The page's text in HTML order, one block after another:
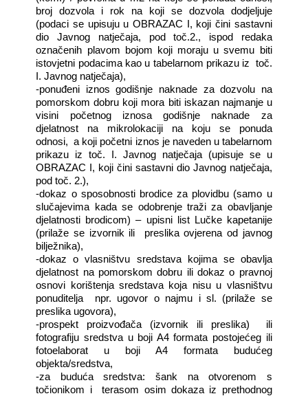
broj dozvola i rok na koji se dozvola dodjeljuje
(podaci se upisuju u OBRAZAC I, koji čini sastavni
dio Javnog natječaja, pod toč.2., ispod redaka
označenih plavom bojom koji moraju u svemu biti
istovjetni podacima kao u tabelarnom prikazu iz
toč.
I. Javnog natječaja),
-ponuđeni iznos godišnje naknade za dozvolu na
pomorskom dobru koji mora biti iskazan najmanje u
visini početnog iznosa godišnje naknade za
djelatnost na mikrolokaciji na koju se ponuda
odnosi, a koji početni iznos je naveden u tabelarnom
prikazu iz toč. I. Javnog natječaja (upisuje se u
OBRAZAC I, koji čini sastavni dio Javnog natječaja,
pod toč. 2.),
-dokaz o sposobnosti brodice za plovidbu (samo u
slučajevima kada se odobrenje traži za obavljanje
djelatnosti brodicom) – upisni list Lučke kapetanije
(prilaže se izvornik ili
preslika ovjerena od javnog
bilježnika),
-dokaz o vlasništvu sredstava kojima se obavlja
djelatnost na pomorskom dobru ili dokaz o pravnoj
osnovi korištenja sredstava koja nisu u vlasništvu
ponuditelja
npr. ugovor o najmu i sl. (prilaže se
preslika ugovora),
-prospekt proizvođača (izvornik ili preslika)
ili
fotografiju sredstva u boji A4 formata postojećeg ili
fotoelaborat u boji A4 formata budućeg
objekta/sredstva,
-za buduća sredstva: šank na otvorenom s
točionikom i
terasom osim dokaza iz prethodnog